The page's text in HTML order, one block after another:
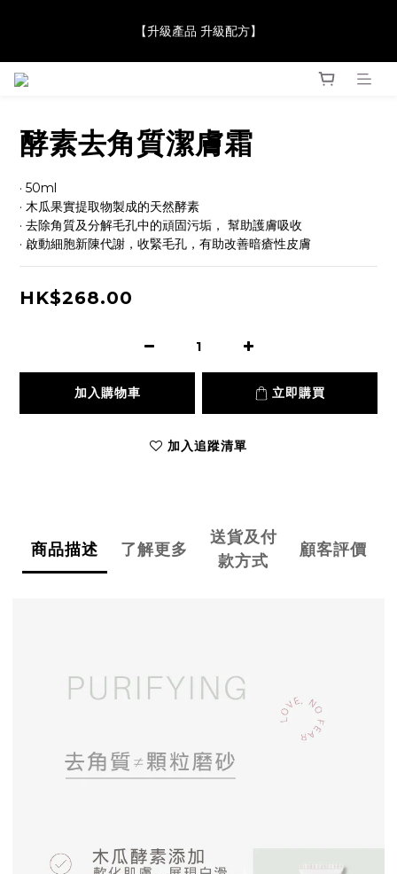
Award 勇奪金獎】
【升級產品 升級配方】
【JaneClare 康膚薈在iida Award Milan 2024 Professional
酵素去角質潔膚霜
· 50ml
· 木瓜果實提取物製成的天然酵素
· 去除角質及分解毛孔中的頑固污垢， 幫助護膚吸收
· 啟動細胞新陳代謝，收緊毛孔，有助改善暗瘡性皮膚
HK$268.00
加入購物車 立即購買
加入追蹤清單
商品描述 了解更多
送貨及付
款方式
顧客評價